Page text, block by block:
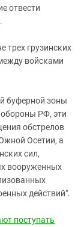
отвести
трех грузинских
войсками
буферной зоны
РФ, эти
обстрелов
Осетии, а
сил,
вооруженных
действий".
поступать